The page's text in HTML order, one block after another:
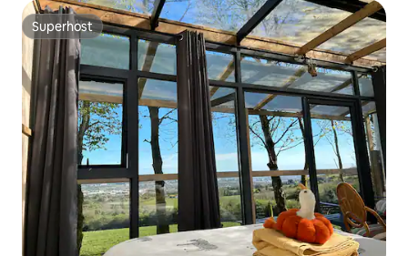
Superhost
Superhost